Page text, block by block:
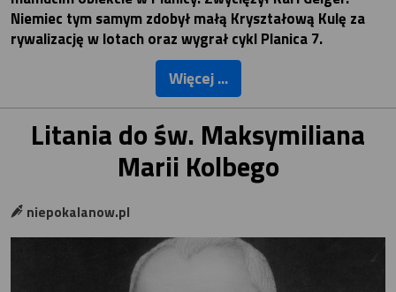
Niemiec tym samym zdobył małą Kryształową Kulę za
rywalizację w lotach oraz wygrał cykl Planica 7.
Więcej ...
Litania do św. Maksymiliana
Marii Kolbego
niepokalanow.pl